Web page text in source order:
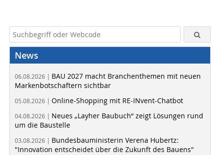
News
06.08.2026 | BAU 2027 macht Branchenthemen mit neuen
Markenbotschaftern sichtbar
05.08.2026 | Online-Shopping mit RE-INvent-Chatbot
04.08.2026 | Neues „Layher Baubuch“ zeigt Lösungen rund
um die Baustelle
03.08.2026 | Bundesbauministerin Verena Hubertz:
"Innovation entscheidet über die Zukunft des Bauens"